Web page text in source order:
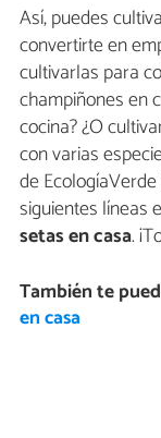
Así, puedes
convertirte en
cultivarlas para
champiñones en
cocina? ¿O
con varias
de
siguientes líneas
setas en casa.
También te
en casa